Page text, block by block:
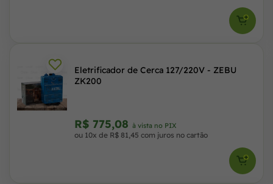
Eletrificador de Cerca 127/220V - ZEBU
ZK200
R$ 775,08 à vista no PIX
ou 10x de R$ 81,45 com juros no cartão